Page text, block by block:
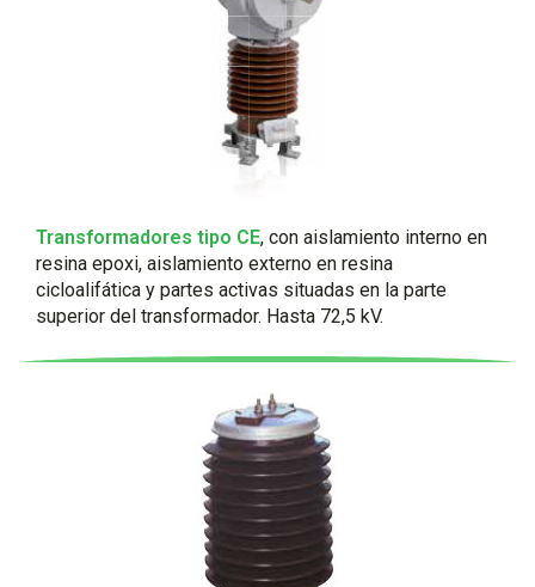
Transformadores tipo CE, con aislamiento interno en
resina epoxi, aislamiento externo en resina
cicloalifática y partes activas situadas en la parte
superior del transformador. Hasta 72,5 kV.